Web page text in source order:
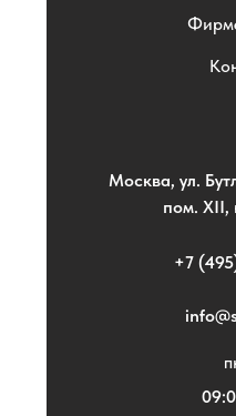
+7
Москва, ул.
пом. XII,